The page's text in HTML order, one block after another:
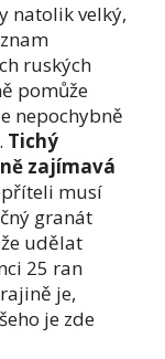
natolik velký,
ruských
pomůže
nepochybně
Tichý
zajímavá
musí
granát
udělat
25 ran
je,
je zde